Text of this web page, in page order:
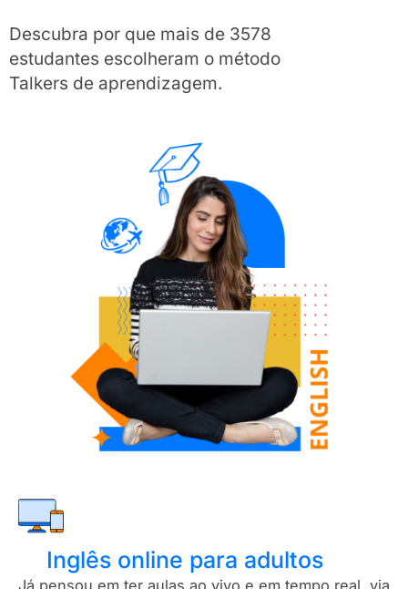
Descubra por que mais de 3578
estudantes escolheram o método
Talkers de aprendizagem.
Inglês online para adultos
Já pensou em ter aulas ao vivo e em tempo real, via